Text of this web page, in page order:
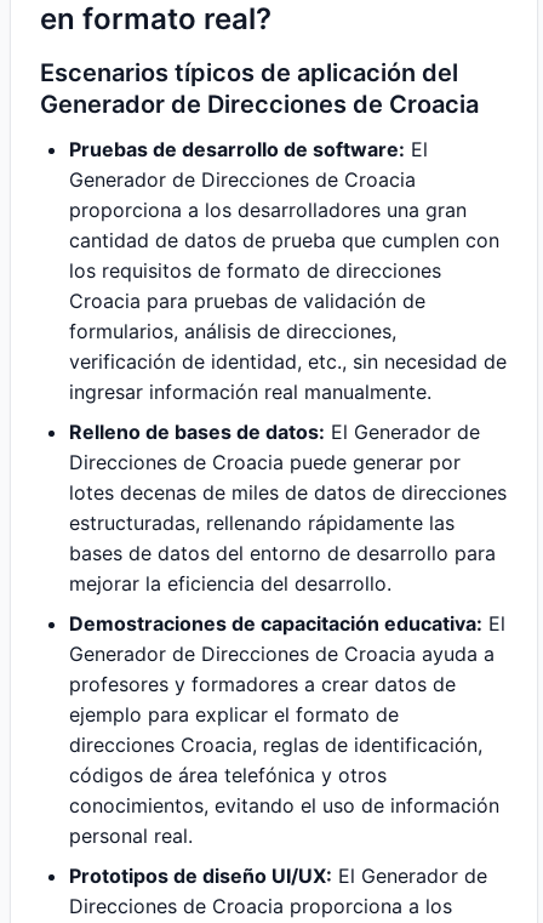
en formato real?
Escenarios típicos de aplicación del
Generador de Direcciones de Croacia
Pruebas de desarrollo de software: El
Generador de Direcciones de Croacia
proporciona a los desarrolladores una gran
cantidad de datos de prueba que cumplen con
los requisitos de formato de direcciones
Croacia para pruebas de validación de
formularios, análisis de direcciones,
verificación de identidad, etc., sin necesidad de
ingresar información real manualmente.
Relleno de bases de datos: El Generador de
Direcciones de Croacia puede generar por
lotes decenas de miles de datos de direcciones
estructuradas, rellenando rápidamente las
bases de datos del entorno de desarrollo para
mejorar la eficiencia del desarrollo.
Demostraciones de capacitación educativa: El
Generador de Direcciones de Croacia ayuda a
profesores y formadores a crear datos de
ejemplo para explicar el formato de
direcciones Croacia, reglas de identificación,
códigos de área telefónica y otros
conocimientos, evitando el uso de información
personal real.
Prototipos de diseño UI/UX: El Generador de
Direcciones de Croacia proporciona a los